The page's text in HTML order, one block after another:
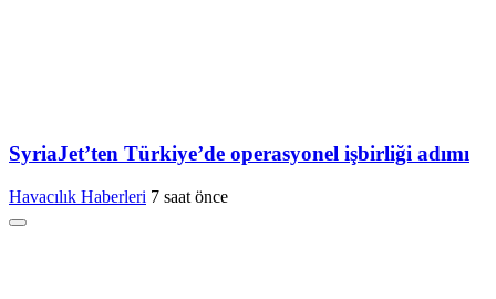
SyriaJet’ten Türkiye’de operasyonel işbirliği adımı
Havacılık Haberleri 7 saat önce